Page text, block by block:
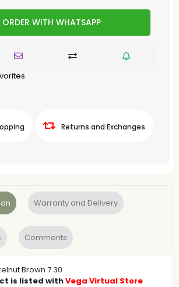
ORDER WITH WHATSAPP
Returns and Exchanges
Warranty and Delivery
Comments
Brown 7.30
is listed withVega Virtual Store